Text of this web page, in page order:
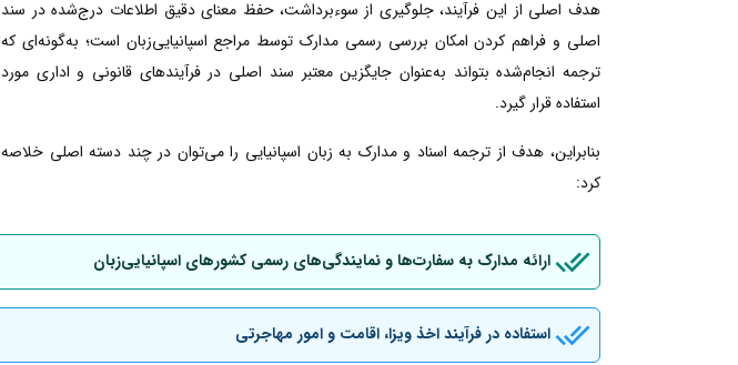
هدف اصلی از این فرآیند، جلوگیری از سوءبرداشت، حفظ معنای دقیق اطلاعات درج‌شده در سند
اصلی و فراهم کردن امکان بررسی رسمی مدارک توسط مراجع اسپانیایی‌زبان است؛ به‌گونه‌ای که
ترجمه انجام‌شده بتواند به‌عنوان جایگزین معتبر سند اصلی در فرآیندهای قانونی و اداری مورد
استفاده قرار گیرد.
بنابراین، هدف از ترجمه اسناد و مدارک به زبان اسپانیایی را می‌توان در چند دسته اصلی خلاصه
کرد:
ارائه مدارک به سفارت‌ها و نمایندگی‌های رسمی کشورهای اسپانیایی‌زبان
استفاده در فرآیند اخذ ویزا، اقامت و امور مهاجرتی